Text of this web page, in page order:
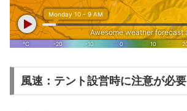
風速：テント設営時に注意が必要